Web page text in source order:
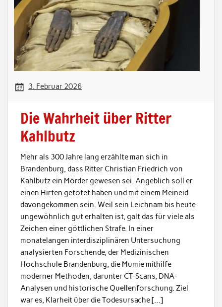
3. Februar 2026
Die Wahrheit über Ritter
Kahlbutz
Mehr als 300 Jahre lang erzählte man sich in
Brandenburg, dass Ritter Christian Friedrich von
Kahlbutz ein Mörder gewesen sei. Angeblich soll er
einen Hirten getötet haben und mit einem Meineid
davongekommen sein. Weil sein Leichnam bis heute
ungewöhnlich gut erhalten ist, galt das für viele als
Zeichen einer göttlichen Strafe. In einer
monatelangen interdisziplinären Untersuchung
analysierten Forschende, der Medizinischen
Hochschule Brandenburg, die Mumie mithilfe
moderner Methoden, darunter CT-Scans, DNA-
Analysen und historische Quellenforschung. Ziel
war es, Klarheit über die Todesursache […]